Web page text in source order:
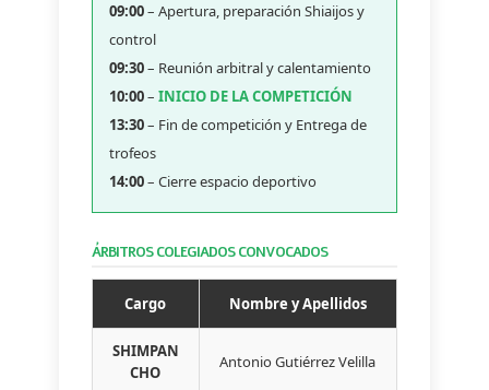
09:00– Apertura, preparación Shiaijos y
control
09:30– Reunión arbitral y calentamiento
10:00– INICIO DE LA COMPETICIÓN
13:30– Fin de competición y Entrega de
trofeos
14:00– Cierre espacio deportivo
ÁRBITROS COLEGIADOS CONVOCADOS
Cargo Nombre y Apellidos
SHIMPAN
CHO
Antonio Gutiérrez Velilla